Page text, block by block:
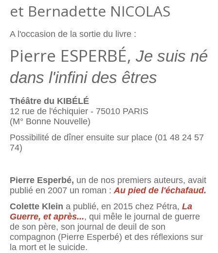
et Bernadette NICOLAS
A l'occasion de la sortie du livre :
Pierre ESPERBÉ, Je suis né
dans l'infini des êtres
Théâtre du KIBÉLÉ
12 rue de l'échiquier - 75010 PARIS
(M° Bonne Nouvelle)
Possibilité de dîner ensuite sur place (01 48 24 57
74)
Pierre Esperbé, un de nos premiers auteurs, avait
publié en 2007 un roman : Au pied de l'échafaud.
Colette Klein a publié, en 2015 chez Pétra, La
Guerre, et après..., qui mêle le journal de guerre
de son père, son journal de deuil de son
compagnon (Pierre Esperbé) et des réflexions sur
la mort et le suicide.